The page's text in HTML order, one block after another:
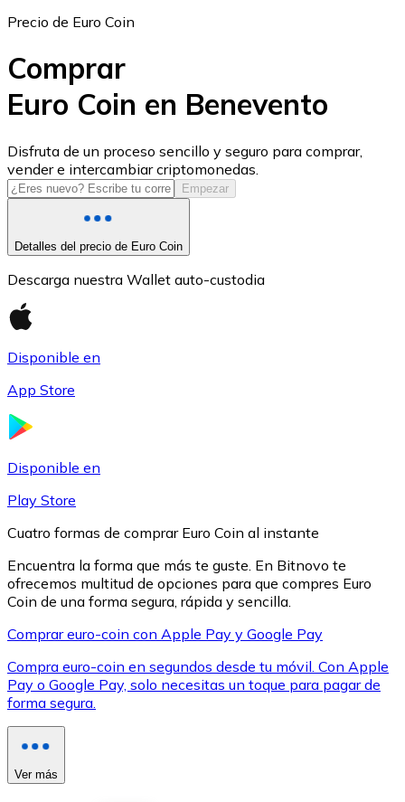
USD Coin
USDC
XRP
XRP
Ver todo
Precio de Euro Coin
Comprar
Euro Coin en Benevento
Disfruta de un proceso sencillo y seguro para comprar,
vender e intercambiar criptomonedas.
Empezar
Detalles del precio de Euro Coin
Descarga nuestra Wallet auto-custodia
Disponible en
App Store
Disponible en
Play Store
Cuatro formas de comprar Euro Coin al instante
Encuentra la forma que más te guste. En Bitnovo te
ofrecemos multitud de opciones para que compres Euro
Coin de una forma segura, rápida y sencilla.
Comprar euro-coin con Apple Pay y Google Pay
Compra euro-coin en segundos desde tu móvil. Con Apple
Pay o Google Pay, solo necesitas un toque para pagar de
forma segura.
Ver más